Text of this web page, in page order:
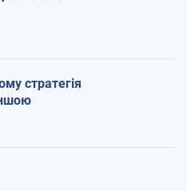
стратегія